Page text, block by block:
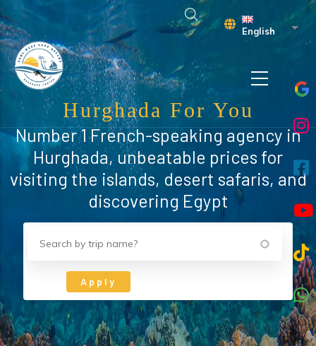
Skip to main content
English List
Hurghada For You
Number 1 French-speaking agency in
Hurghada, unbeatable prices for
visiting the islands, desert safaris, and
discovering Egypt